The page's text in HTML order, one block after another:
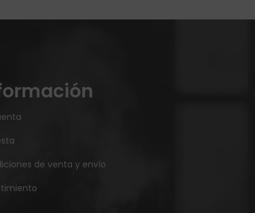
de venta y envío